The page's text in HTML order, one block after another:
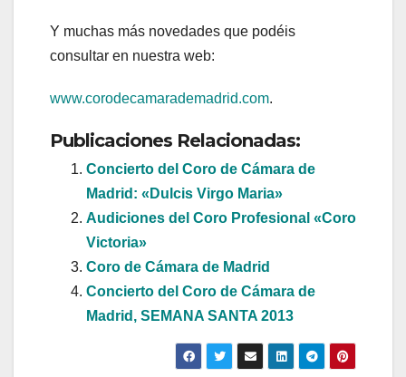
Y muchas más novedades que podéis
consultar en nuestra web:
www.corodecamarademadrid.com.
Publicaciones Relacionadas:
Concierto del Coro de Cámara de
Madrid: «Dulcis Virgo Maria»
Audiciones del Coro Profesional «Coro
Victoria»
Coro de Cámara de Madrid
Concierto del Coro de Cámara de
Madrid, SEMANA SANTA 2013